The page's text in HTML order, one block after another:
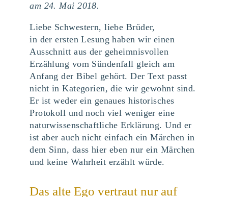
am 24. Mai 2018.
Liebe Schwestern, liebe Brüder,
in der ersten Lesung haben wir einen
Ausschnitt aus der geheimnisvollen
Erzählung vom Sündenfall gleich am
Anfang der Bibel gehört. Der Text passt
nicht in Kategorien, die wir gewohnt sind.
Er ist weder ein genaues historisches
Protokoll und noch viel weniger eine
naturwissenschaftliche Erklärung. Und er
ist aber auch nicht einfach ein Märchen in
dem Sinn, dass hier eben nur ein Märchen
und keine Wahrheit erzählt würde.
Das alte Ego vertraut nur auf